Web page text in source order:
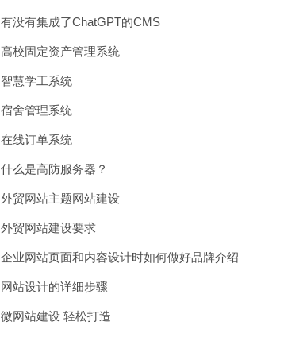
有没有集成了ChatGPT的CMS
高校固定资产管理系统
智慧学工系统
宿舍管理系统
在线订单系统
什么是高防服务器？
外贸网站主题网站建设
外贸网站建设要求
企业网站页面和内容设计时如何做好品牌介绍
网站设计的详细步骤
微网站建设 轻松打造